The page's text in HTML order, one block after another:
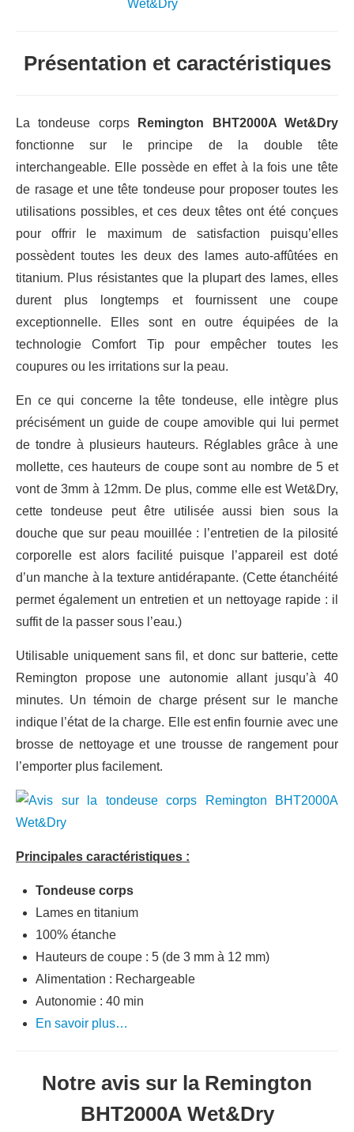
Présentation et caractéristiques
La tondeuse corps
Remington BHT2000A Wet&Dry
fonctionne sur le principe de la double tête
interchangeable. Elle possède en effet à la fois une tête
de rasage et une tête tondeuse pour proposer toutes les
utilisations possibles, et ces deux têtes ont été conçues
pour offrir le maximum de satisfaction puisqu’elles
possèdent toutes les deux des lames auto-affûtées en
titanium. Plus résistantes que la plupart des lames, elles
durent plus longtemps et fournissent une coupe
exceptionnelle. Elles sont en outre équipées de la
technologie Comfort Tip pour empêcher toutes les
coupures ou les irritations sur la peau.
En ce qui concerne la tête tondeuse, elle intègre plus
précisément un guide de coupe amovible qui lui permet
de tondre à plusieurs hauteurs. Réglables grâce à une
mollette, ces hauteurs de coupe sont au nombre de 5 et
vont de 3mm à 12mm. De plus, comme elle est Wet&Dry,
cette tondeuse peut être utilisée aussi bien sous la
douche que sur peau mouillée : l’entretien de la pilosité
corporelle est alors facilité puisque l’appareil est doté
d’un manche à la texture antidérapante. (Cette étanchéité
permet également un entretien et un nettoyage rapide : il
suffit de la passer sous l’eau.)
Utilisable uniquement sans fil, et donc sur batterie, cette
Remington propose une autonomie allant jusqu’à 40
minutes. Un témoin de charge présent sur le manche
indique l’état de la charge. Elle est enfin fournie avec une
brosse de nettoyage et une trousse de rangement pour
l’emporter plus facilement.
Principales caractéristiques :
Tondeuse corps
Lames en titanium
100% étanche
Hauteurs de coupe : 5 (de 3 mm à 12 mm)
Alimentation : Rechargeable
Autonomie : 40 min
En savoir plus…
Notre avis sur la Remington
BHT2000A Wet&Dry